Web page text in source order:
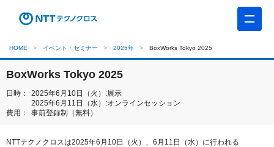
HOME イベント・セミナー 2025年 BoxWorks Tokyo 2025
BoxWorks Tokyo 2025
日時：
2025年6月10日（火）:展示
2025年6月11日（水）:オンラインセッション
費用：
事前登録制（無料）
NTTテクノクロスは2025年6月10日（火）、6月11日（水） に行われる